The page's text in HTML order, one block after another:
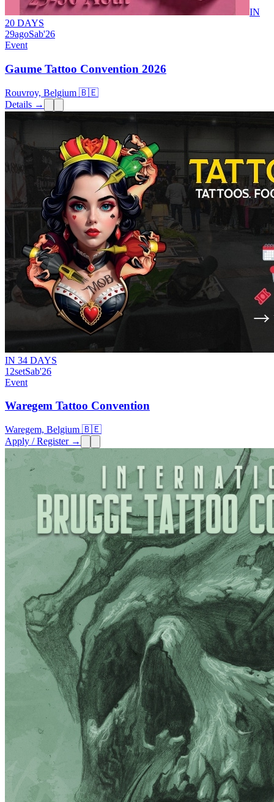
IN
20 DAYS
29agoSab'26
Event
Gaume Tattoo Convention 2026
Rouvroy, Belgium 🇧🇪
Details →
IN 34 DAYS
12setSab'26
Event
Waregem Tattoo Convention
Waregem, Belgium 🇧🇪
Apply / Register →